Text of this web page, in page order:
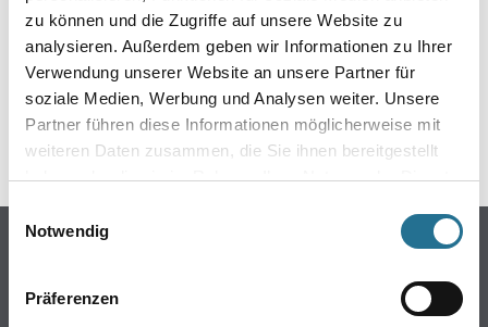
zu können und die Zugriffe auf unsere Website zu
analysieren. Außerdem geben wir Informationen zu Ihrer
Verwendung unserer Website an unsere Partner für
soziale Medien, Werbung und Analysen weiter. Unsere
Partner führen diese Informationen möglicherweise mit
weiteren Daten zusammen, die Sie ihnen bereitgestellt
haben oder die sie im Rahmen Ihrer Nutzung der Dienste
Einwilligungsauswahl
Notwendig
Präferenzen
Keine Sorge, wir pinseln schon an der Lösung und
werden das Problem so schnell wie möglich beheben.
Erkunden Sie in der Zwischenzeit unseren Online-Shop
und lassen Sie sich inspirieren.
ZURÜCK ZUM ONLINE-SHOP
Online-Shop